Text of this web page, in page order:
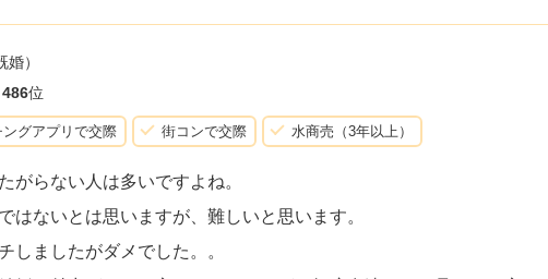
婚）
486位
ングアプリで交際 街コンで交際 水商売（3年以上）
がらない人は多いですよね。
はないとは思いますが、難しいと思います。
しましたがダメでした。。